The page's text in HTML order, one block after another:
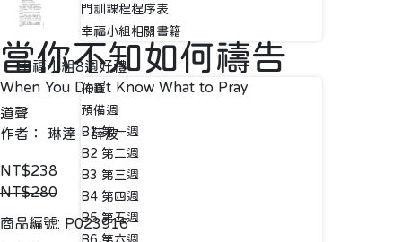
門訓課程程序表
幸福小組相關書籍
幸福小組8週好禮
佈置
預備週
B1 第一週
B2 第二週
B3 第三週
B4 第四週
B5 第五週
當你不知如何禱告
When You Don’t Know What to Pray
道聲
作者： 琳達．薛波
NT$238
NT$280
商品編號: P023916